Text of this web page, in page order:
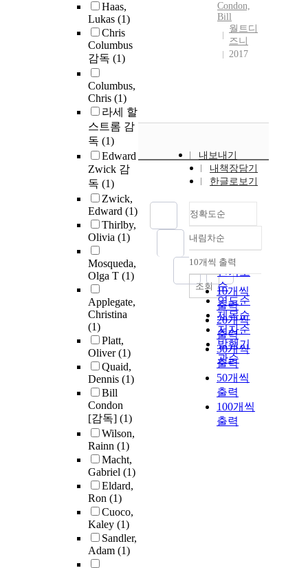
Haas,
Lukas (1)
Chris
Columbus
감독 (1)
Columbus,
Chris (1)
라세 할
스트롬 감
독 (1)
Edward
Zwick 감
독 (1)
Zwick,
Edward (1)
Thirlby,
Olivia (1)
Mosqueda,
Olga T (1)
Applegate,
Christina
(1)
Platt,
Oliver(1)
Quaid,
Dennis (1)
Bill
Condon
[감독] (1)
Wilson,
Rainn (1)
Macht,
Gabriel (1)
Eldard,
Ron (1)
Cuoco,
Kaley (1)
Sandler,
Adam (1)
Condon,
Bill
월트디
즈니
2017
내보내기
내책장담기
한글로보기
정확도순
정확도
순
인기도
순
연도순
제목순
저자순
발행기
관순
내림차순
내림차순
10개씩 출력
10개씩
출력
20개씩
출력
30개씩
출력
50개씩
출력
100개씩
출력
조회